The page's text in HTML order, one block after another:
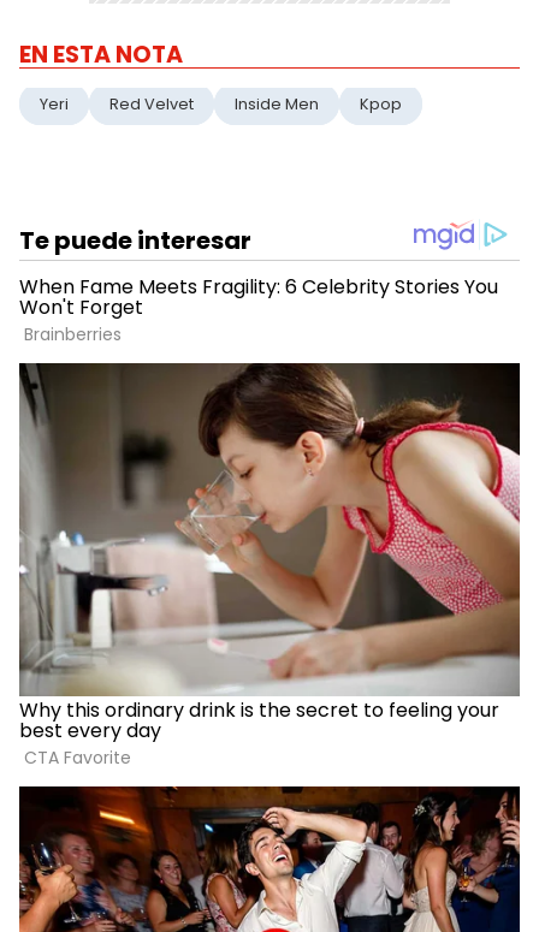
EN ESTA NOTA
Yeri Red Velvet Inside Men Kpop